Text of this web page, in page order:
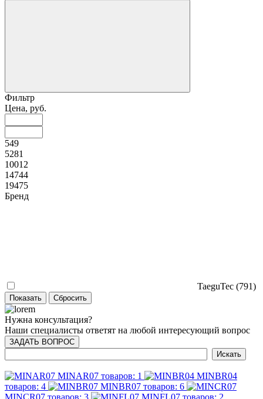
Фильтр
Цена, руб.
549
5281
10012
14744
19475
Бренд
TaeguTec (791)
Нужна консультация?
Наши специалисты ответят на любой интересующий вопрос
ЗАДАТЬ ВОПРОС
MINAR07 товаров: 1
MINBR04
товаров: 4
MINBR07 товаров: 6